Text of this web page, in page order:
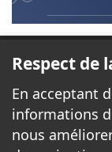
Respect de
En acceptant
informations
nous